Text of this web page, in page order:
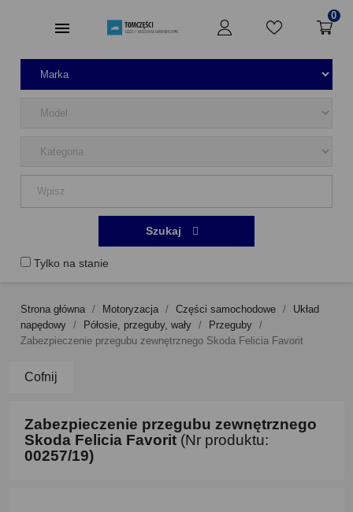
0
Tylko na stanie
Szukaj
Strona główna Motoryzacja Części samochodowe
Układ
napędowy
Półosie, przeguby, wały
Przeguby
Zabezpieczenie przegubu zewnętrznego Skoda Felicia Favorit
Cofnij
Zabezpieczenie przegubu zewnętrznego
Skoda Felicia Favorit (Nr produktu:
00257/19)